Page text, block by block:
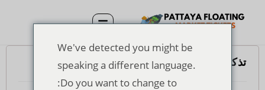
تذكرة دخول سوق باتايا العائم
We've detected you might be
speaking a different language.
Do you want to change to: